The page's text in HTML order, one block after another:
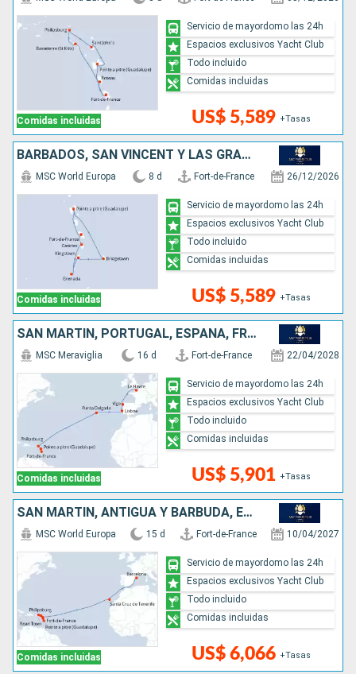
Comidas incluidas US$ 5,589 +Tasas
Servicio de mayordomo las 24h
Espacios exclusivos Yacht Club
Todo incluido
Comidas incluidas
BARBADOS, SAN VINCENT Y LAS GRANADINAS, GRENADA, SANTA LUCIA
Comidas incluidas
MSC World Europa 8 d Fort-de-France 26/12/2026
US$ 5,589 +Tasas
Servicio de mayordomo las 24h
Espacios exclusivos Yacht Club
Todo incluido
Comidas incluidas
SAN MARTÍN, PORTUGAL, ESPAÑA, FRANCIA
Comidas incluidas
MSC Meraviglia 16 d Fort-de-France 22/04/2028
US$ 5,901 +Tasas
Servicio de mayordomo las 24h
Espacios exclusivos Yacht Club
Todo incluido
Comidas incluidas
SAN MARTÍN, ANTIGUA Y BARBUDA, ESPAÑA
Comidas incluidas
MSC World Europa 15 d Fort-de-France 10/04/2027
US$ 6,066 +Tasas
Servicio de mayordomo las 24h
Espacios exclusivos Yacht Club
Todo incluido
Comidas incluidas